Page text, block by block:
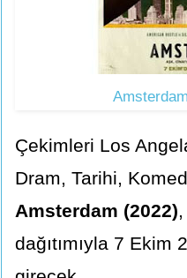
Çekimleri Los
Dram, Tarihi,
Amsterdam (2022)
dağıtımıyla 7 Ekim